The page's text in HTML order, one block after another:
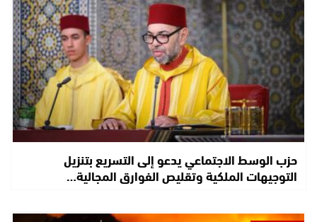
حزب الوسط الاجتماعي يدعو إلى التسريع بتنزيل
التوجيهات الملكية وتقليص الفوارق المجالية…